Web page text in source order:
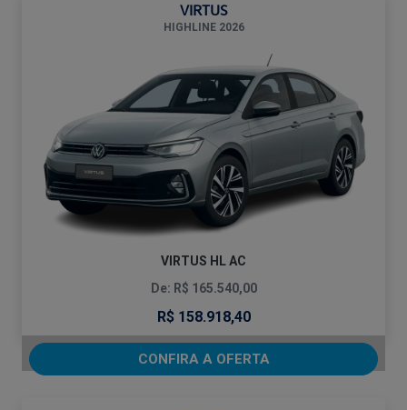
VIRTUS
HIGHLINE 2026
VIRTUS HL AC
De: R$ 165.540,00
R$ 158.918,40
CONFIRA A OFERTA